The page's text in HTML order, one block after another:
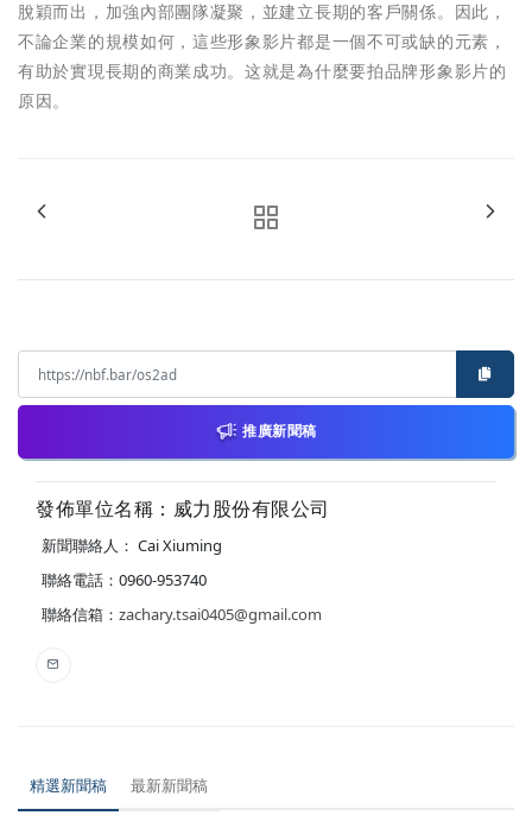
脫穎而出，加強內部團隊凝聚，並建立長期的客戶關係。因此，
不論企業的規模如何，這些形象影片都是一個不可或缺的元素，
有助於實現長期的商業成功。这就是為什麼要拍品牌形象影片的
原因。
推廣新聞稿
發佈單位名稱：威力股份有限公司
新聞聯絡人： Cai Xiuming
聯絡電話：0960-953740
聯絡信箱： zachary.tsai0405@gmail.com
精選新聞稿 最新新聞稿